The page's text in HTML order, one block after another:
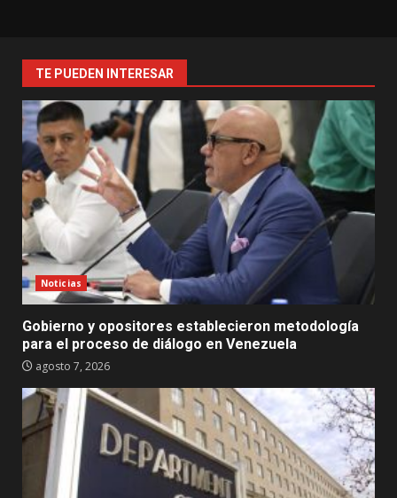
TE PUEDEN INTERESAR
Noticias
Gobierno y opositores establecieron metodología
para el proceso de diálogo en Venezuela
agosto 7, 2026